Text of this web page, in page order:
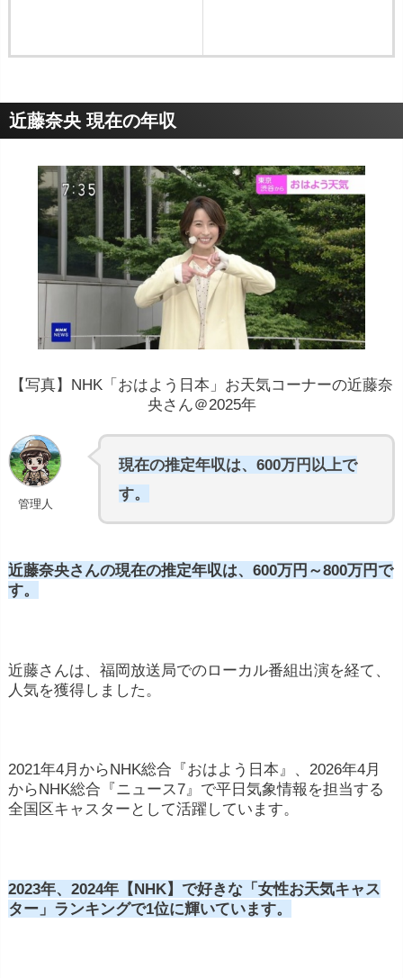
近藤奈央 現在の年収
【写真】NHK「おはよう日本」お天気コーナーの近藤奈
央さん＠2025年
管理人
現在の推定年収は、600万円以上で
す。
近藤奈央さんの現在の推定年収は、600万円～800万円で
す。
近藤さんは、福岡放送局でのローカル番組出演を経て、
人気を獲得しました。
2021年4月からNHK総合『おはよう日本』、2026年4月
からNHK総合『ニュース7』で平日気象情報を担当する
全国区キャスターとして活躍しています。
2023年、2024年【NHK】で好きな「女性お天気キャス
ター」ランキングで1位に輝いています。